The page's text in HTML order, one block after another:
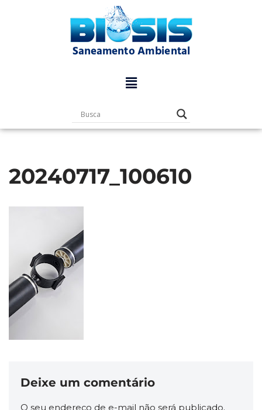
20240717_100610
Deixe um comentário
O seu endereço de e-mail não será publicado.